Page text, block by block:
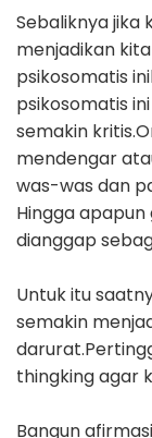
Sebaliknya jika
menjadikan
psikosomatis
psikosomatis
semakin
mendengar
was-was dan
Hingga
dianggap
Untuk itu
semakin
thingking agar
Bangun